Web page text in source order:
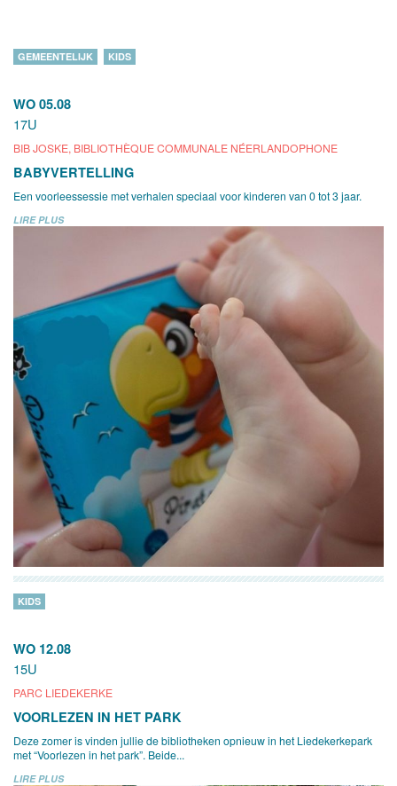
WO 05.08
17U
BIB JOSKE, BIBLIOTHÈQUE COMMUNALE NÉERLANDOPHONE
GEMEENTELIJK KIDS
BABYVERTELLING
Een voorleessessie met verhalen speciaal voor kinderen van 0 tot 3 jaar.
LIRE PLUS
WO 12.08
15U
PARC LIEDEKERKE
KIDS
VOORLEZEN IN HET PARK
Deze zomer is vinden jullie de bibliotheken opnieuw in het Liedekerkepark
met “Voorlezen in het park”. Beide...
LIRE PLUS